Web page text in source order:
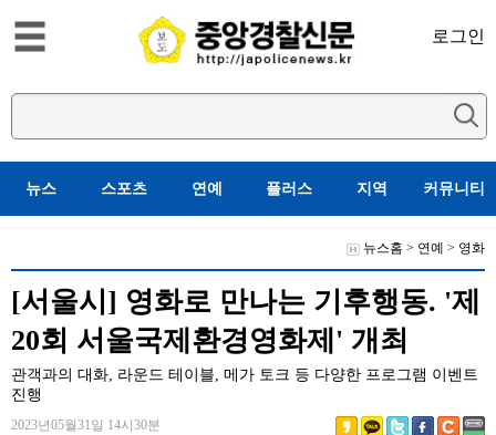
로그인
뉴스 스포츠 연예 플러스 지역 커뮤니티
뉴스홈 > 연예 > 영화
[서울시] 영화로 만나는 기후행동. '제
20회 서울국제환경영화제' 개최
관객과의 대화, 라운드 테이블, 메가 토크 등 다양한 프로그램 이벤트
진행
2023년05월31일 14시30분